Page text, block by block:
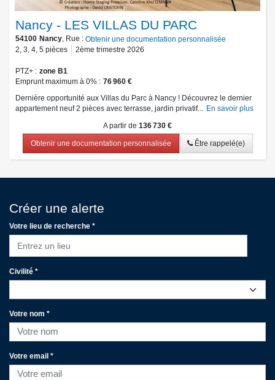
Nancy - LES VILLAS DU PARC
54100 Nancy, Rue : Obtenir une documentation personnalisée
2, 3, 4, 5 pièces 2ème trimestre 2026
PTZ+
zone B1
Emprunt maximum à 0%
76 960 €
Dernière opportunité aux Villas du Parc à Nancy ! Découvrez le dernier
appartement neuf 2 pièces avec terrasse, jardin privatif... En savoir plus
A partir de 136 730 €
Obtenir une documentation personnalisée Être rappelé(e)
Créer une alerte
Votre lieu de recherche *
Entrez un lieu
Civilité *
Votre nom *
Votre email *